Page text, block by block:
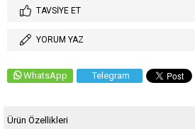
TAVSIYE ET
YORUM YAZ
WhatsApp Telegram
Ürün Özellikleri